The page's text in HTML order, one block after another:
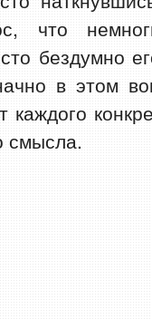
что
бездумно
в этом
каждого
смысла.